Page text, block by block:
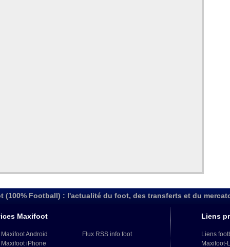
(100% Football) : l'actualité du foot, des transferts et du
Maxifoot
Android
iPhone
Flux RSS info foot
Liens
Liens
Maxifoot-